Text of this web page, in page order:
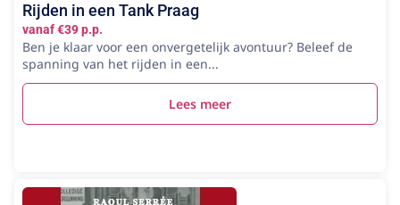
Rijden in een Tank Praag
vanaf €39 p.p.
Ben je klaar voor een onvergetelijk avontuur? Beleef de
spanning van het rijden in een...
Lees meer